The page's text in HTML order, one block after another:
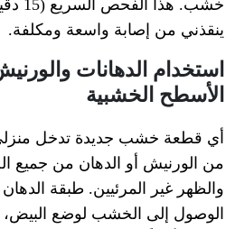
خشب.
ينقذني من إصابة واسعة ومكلفة.
استخدام الدهانات
الأسطح الخشبية
أي قطعة خشب جديدة تدخل
من الورنيش أو الدهان من جميع
والظهر غير المرئيين. طبقة
الوصول إلى الخشب لوضع